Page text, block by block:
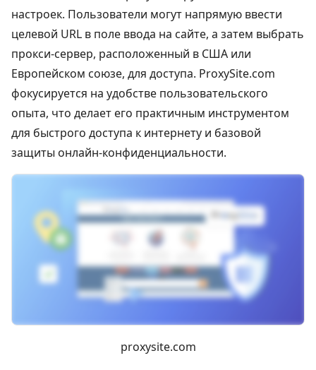
настроек. Пользователи могут напрямую ввести
целевой URL в поле ввода на сайте, а затем выбрать
прокси-сервер, расположенный в США или
Европейском союзе, для доступа. ProxySite.com
фокусируется на удобстве пользовательского
опыта, что делает его практичным инструментом
для быстрого доступа к интернету и базовой
защиты онлайн-конфиденциальности.
proxysite.com